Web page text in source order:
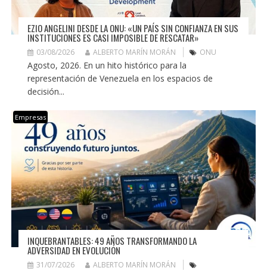
EZIO ANGELINI DESDE LA ONU: «UN PAÍS SIN CONFIANZA EN SUS
INSTITUCIONES ES CASI IMPOSIBLE DE RESCATAR»
03/08/2026 ALBERTO MARÍN MORÁN ONU
Agosto, 2026. En un hito histórico para la
representación de Venezuela en los espacios de
decisión...
Empresas
INQUEBRANTABLES: 49 AÑOS TRANSFORMANDO LA
ADVERSIDAD EN EVOLUCIÓN
31/07/2026
ALBERTO MARÍN MORÁN